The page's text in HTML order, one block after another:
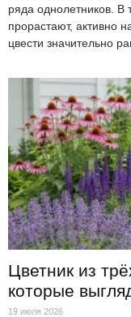
ряда однолетников. В
прорастают, активно
цвести значительно
Цветник из
которые
19 июля 2026